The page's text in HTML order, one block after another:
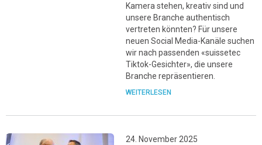
Kamera stehen, kreativ sind und
unsere Branche authentisch
vertreten könnten? Für unsere
neuen Social Media-Kanäle suchen
wir nach passenden «suissetec
Tiktok-Gesichter», die unsere
Branche repräsentieren.
WEITERLESEN
24. November 2025